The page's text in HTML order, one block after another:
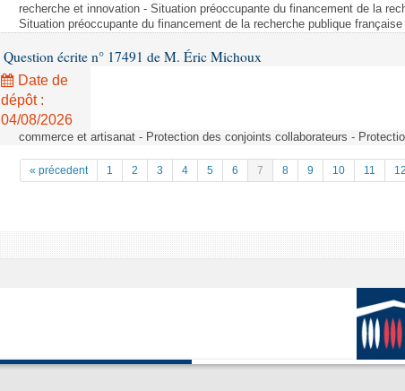
recherche et innovation - Situation préoccupante du financement de la
Situation préoccupante du financement de la recherche publique française
Question écrite n° 17491 de M. Éric Michoux
Date de
dépôt :
04/08/2026
commerce et artisanat - Protection des conjoints collaborateurs -
« précedent 1 2 3 4 5 6 7 8 9 10 11 12